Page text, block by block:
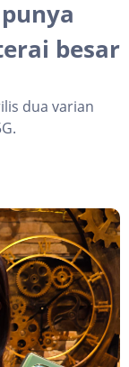
besar
dua varian